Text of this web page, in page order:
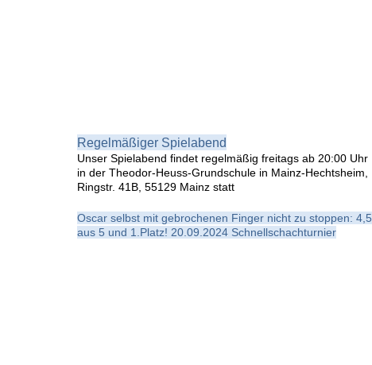
Regelmäßiger Spielabend
Unser Spielabend findet regelmäßig freitags ab 20:00 Uhr
in der Theodor-Heuss-Grundschule in Mainz-Hechtsheim,
Ringstr. 41B, 55129 Mainz statt
Oscar selbst mit gebrochenen Finger nicht zu stoppen: 4,5
aus 5 und 1.Platz! 20.09.2024 Schnellschachturnier